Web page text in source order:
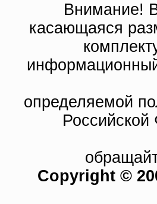
Внимание!
касающаяся
определяемой
Copyright ©